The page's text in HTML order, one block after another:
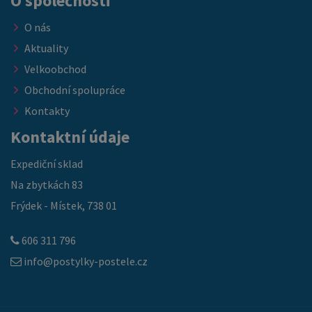
O nás
Aktuality
Velkoobchod
Obchodní spolupráce
Kontakty
Kontaktní údaje
Expediční sklad
Na zbytkách 83
Frýdek - Místek, 738 01
606 311 796
info@postylky-postele.cz